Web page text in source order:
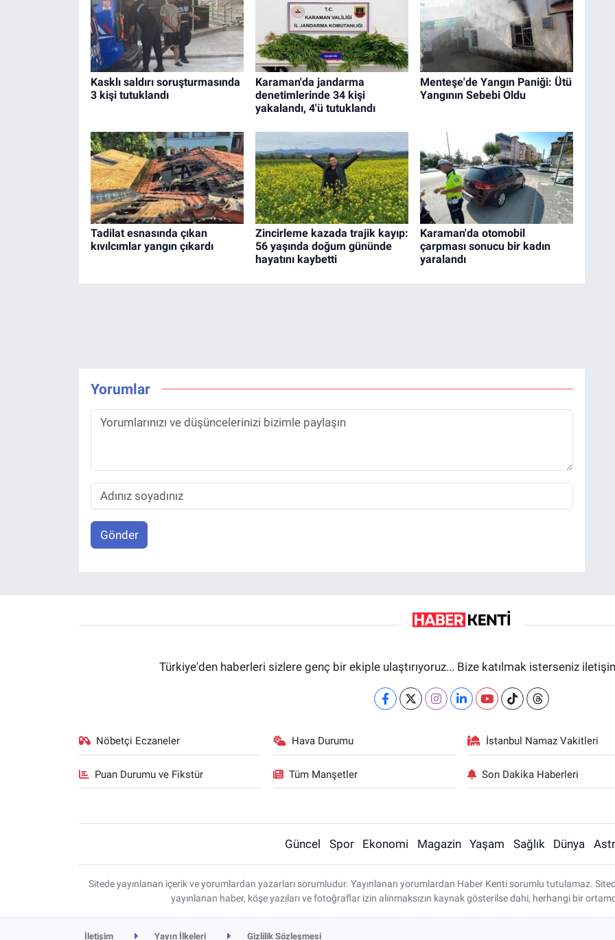
Kasklı saldırı soruşturmasında
3 kişi tutuklandı
Karaman'da jandarma
denetimlerinde 34 kişi
yakalandı, 4'ü tutuklandı
Menteşe'de Yangın Paniği: Ütü
Yangının Sebebi Oldu
Tadilat esnasında çıkan
kıvılcımlar yangın çıkardı
Zincirleme kazada trajik kayıp:
56 yaşında doğum gününde
hayatını kaybetti
Karaman'da otomobil
çarpması sonucu bir kadın
yaralandı
Yorumlar
Gönder
Türkiye'den haberleri sizlere genç bir ekiple ulaştırıyoruz... Bize katılmak isterseniz
Nöbetçi Eczaneler Hava Durumu İstanbul Namaz Vakitleri
Puan Durumu ve Fikstür Tüm Manşetler Son Dakika Haberleri
Güncel Spor Ekonomi Magazin Yaşam Sağlık Dünya
Sitede yayınlanan içerik ve yorumlardan yazarları sorumludur. Yayınlanan yorumlardan Haber Kenti sorumlu tutulamaz.
yayınlanan haber, köşe yazıları ve fotoğraflar izin alınmaksızın kaynak gösterilse dahi, herhangi bir
İletişim Yayın İlkeleri Gizlilik Sözleşmesi